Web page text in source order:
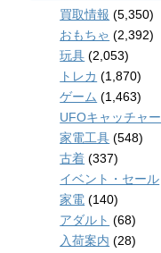
買取情報 (5,350)
おもちゃ (2,392)
玩具 (2,053)
トレカ (1,870)
ゲーム (1,463)
UFOキャッチャー
家電工具 (548)
古着 (337)
イベント・セール
家電 (140)
アダルト (68)
入荷案内 (28)